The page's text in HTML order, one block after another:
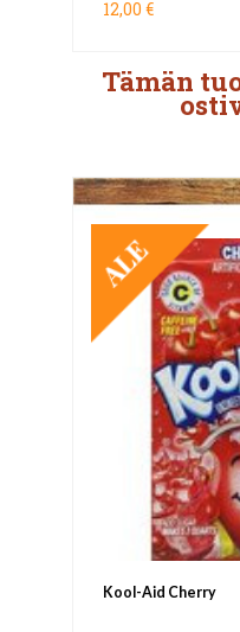
12,00 €
Tämän
Kool-Aid Cherry